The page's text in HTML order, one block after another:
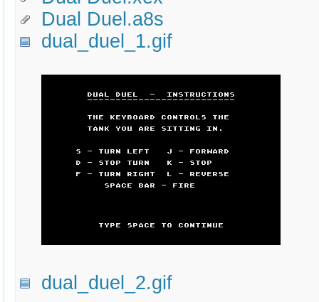
Dual Duel.a8s
dual_duel_1.gif
dual_duel_2.gif